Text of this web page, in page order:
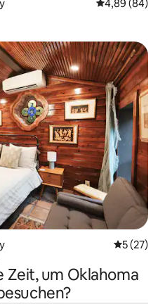
4,89 (84)
5 (27)
Zeit, um Oklahoma